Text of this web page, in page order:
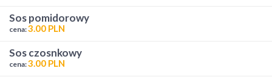
sos pomidorowy
cena:3.00 PLN
sos czosnkowy
cena:3.00 PLN